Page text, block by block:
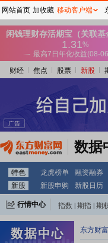
财经 焦点 股票 新股
数据
特色 龙虎榜单 融资融券
新股
新股申购 新股日历
行情中心 指数 期指 期
东方财
网站首页 加收藏 移动客户端